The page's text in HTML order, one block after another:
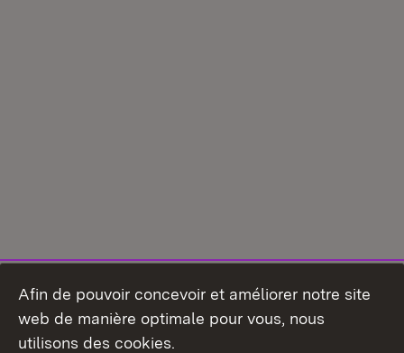
Afin de pouvoir concevoir et améliorer notre site
web de manière optimale pour vous, nous
utilisons des cookies.